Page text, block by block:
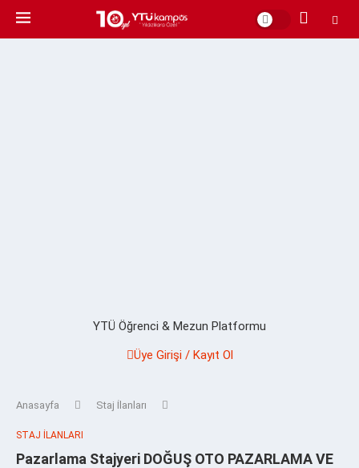
YTÜ Öğrenci & Mezun Platformu
Üye Girişi / Kayıt Ol
Anasayfa Staj İlanları
STAJ İLANLARI
Pazarlama Stajyeri DOĞUŞ OTO PAZARLAMA VE